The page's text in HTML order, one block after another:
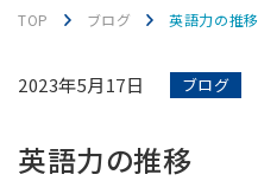
TOP ブログ 英語力の推移
2023年5月17日 ブログ
英語力の推移